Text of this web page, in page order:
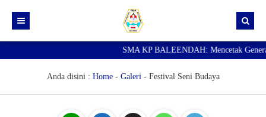
Data Guru
SMA KP BALEENDAH: Mencetak
Anda disini : Home- Galeri- Festival Seni Budaya